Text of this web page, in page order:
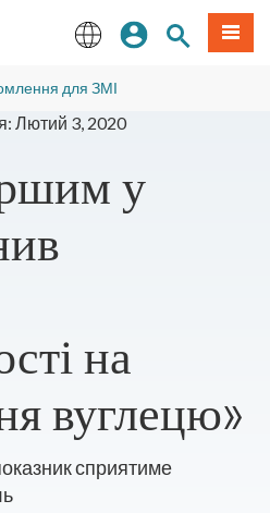
Увійдіть
Пошук по
Меню
для ЗМІ
Лютий 3, 2020
у
на
вуглецю»
сприятиме